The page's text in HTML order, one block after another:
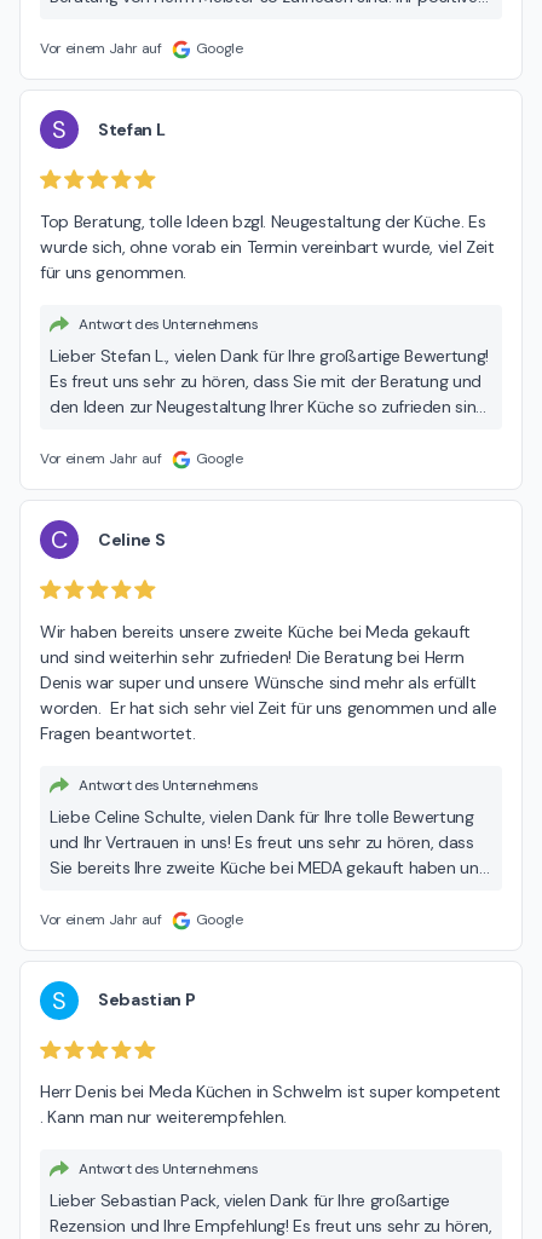
bieten. Vielen Dank für Ihre Empfehlung! Sollten Sie in
MEDA Team
Vor einem Jahr auf Google
S Stefan L
Top Beratung, tolle Ideen bzgl. Neugestaltung der Küche. Es
wurde sich, ohne vorab ein Termin vereinbart wurde, viel Zeit
für uns genommen.
Antwort des Unternehmens
Lieber Stefan L., vielen Dank für Ihre großartige Bewertung!
Es freut uns sehr zu hören, dass Sie mit der Beratung und
den Ideen zur Neugestaltung Ihrer Küche so zufrieden sind.
und Aufmerksamkeit zu schenken, die sie verdienen, selbst
motiviert uns, weiterhin einen ausgezeichneten Service zu
bieten. Wenn Sie in Zukunft weitere Fragen oder Anliegen
haben, stehen wir Ihnen jederzeit gerne zur Verfügung. Mit
besten Grüßen, Ihr MEDA Team
Vor einem Jahr auf Google
C Celine S
Wir haben bereits unsere zweite Küche bei Meda gekauft
und sind weiterhin sehr zufrieden! Die Beratung bei Herrn
Denis war super und unsere Wünsche sind mehr als erfüllt
worden.  Er hat sich sehr viel Zeit für uns genommen und alle
Fragen beantwortet.
Antwort des Unternehmens
Liebe Celine Schulte, vielen Dank für Ihre tolle Bewertung
und Ihr Vertrauen in uns! Es freut uns sehr zu hören, dass
Sie bereits Ihre zweite Küche bei MEDA gekauft haben und
sind. Es ist unser Ziel, die Wünsche unserer Kunden
wir dies in Ihrem Fall erreichen konnten. Herr Denis wird
sich sicher über Ihr Lob freuen! Wenn Sie in Zukunft
weitere Fragen oder Anliegen haben, stehen wir Ihnen
jederzeit gerne zur Verfügung. Wir wünschen Ihnen viel
Team
Vor einem Jahr auf Google
S Sebastian P
Herr Denis bei Meda Küchen in Schwelm ist super kompetent
. Kann man nur weiterempfehlen.
Antwort des Unternehmens
Lieber Sebastian Pack, vielen Dank für Ihre großartige
Rezension und Ihre Empfehlung! Es freut uns sehr zu hören,